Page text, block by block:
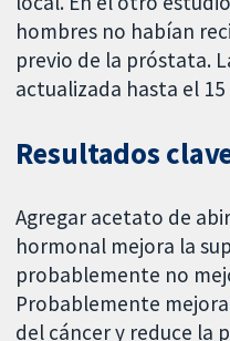
hombres no habían
previo de la próstata.
actualizada hasta el
Resultados
Agregar acetato de
hormonal mejora la
probablemente no
Probablemente
del cáncer y reduce la